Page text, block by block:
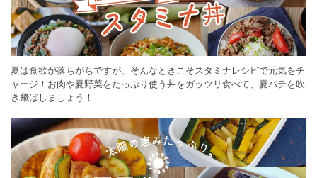
夏は食欲が落ちがちですが、そんなときこそスタミナレシピで元気をチ
ャージ！お肉や夏野菜をたっぷり使う丼をガッツリ食べて、夏バテを吹
き飛ばしましょう！